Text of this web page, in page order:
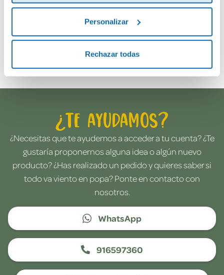
Personalizar
Rechazar todas
Envía tu opinión
¿Te ayudamos?
¿Necesitas que te ayudemos a acceder a tu cuenta? ¿Te
gustaría proponernos alguna idea o algún nuevo
producto? ¿Has realizado un pedido y quieres saber si
todo va viento en popa? Ponte en contacto con
nosotros.
WhatsApp
916597360